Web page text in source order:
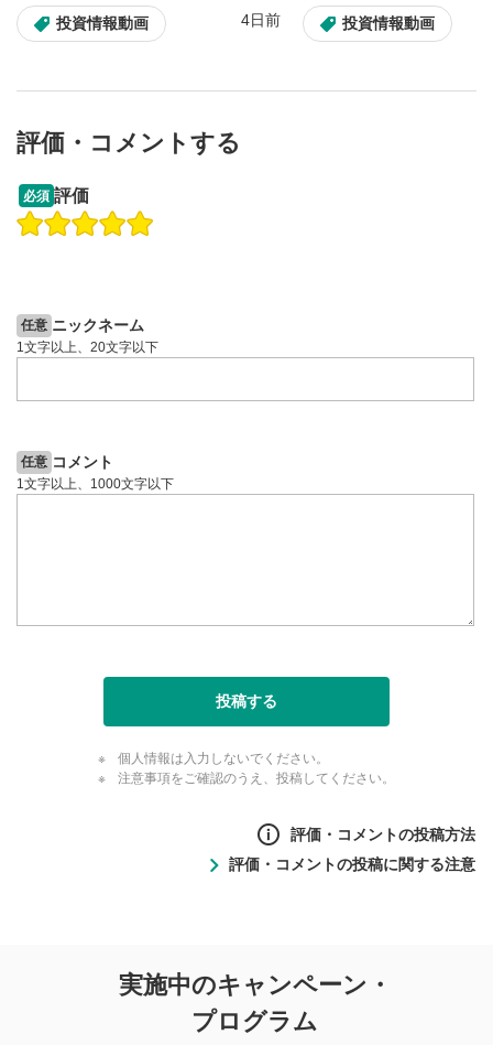
投資情報動画 4日前 投資情報動画
操作説明動画
評価・コメントする
必須 評価
任意 ニックネーム
1文字以上、20文字以下
任意 コメント
1文字以上、1000文字以下
投稿する
個人情報は入力しないでください。
注意事項をご確認のうえ、投稿してください。
評価・コメントの投稿方法
評価・コメントの投稿に関する注意
投稿に関する注意
実施中のキャンペーン・
プログラム